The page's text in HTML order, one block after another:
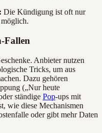
Die Kündigung ist oft nur
Fallen
Anbieter nutzen
Tricks, um aus
Dazu gehören
(„Nur heute
ständige Pop-ups mit
wie diese Mechanismen
oder gibt mehr Daten